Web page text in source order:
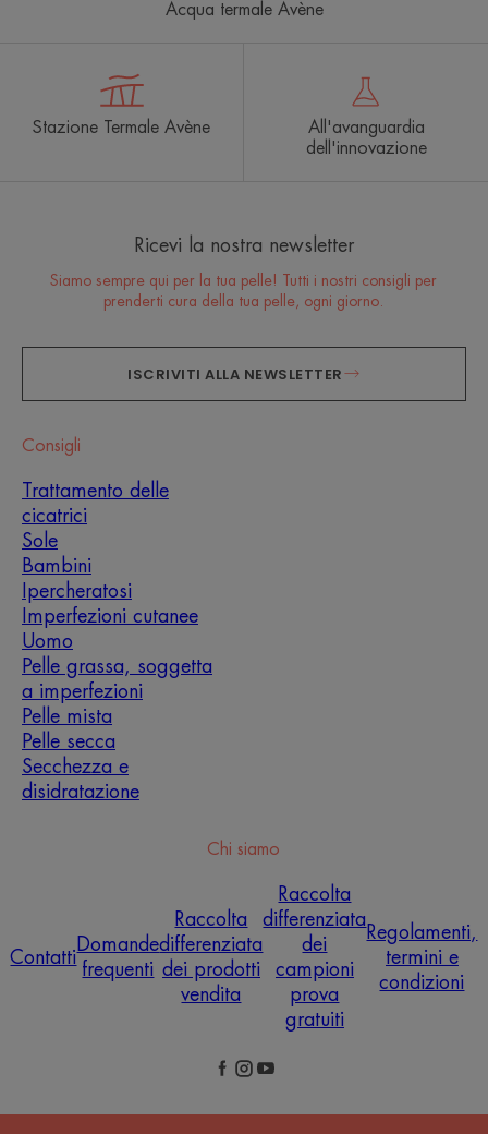
Acqua termale Avène
Stazione Termale Avène
All'avanguardia
dell'innovazione
Ricevi la nostra newsletter
Siamo sempre qui per la tua pelle! Tutti i nostri consigli per
prenderti cura della tua pelle, ogni giorno.
ISCRIVITI ALLA NEWSLETTER
Consigli
Trattamento delle
cicatrici
Sole
Bambini
Ipercheratosi
Imperfezioni cutanee
Uomo
Pelle grassa, soggetta
a imperfezioni
Pelle mista
Pelle secca
Secchezza e
disidratazione
Chi siamo
Contatti
Domande
frequenti
Raccolta
differenziata
dei prodotti
vendita
Raccolta
differenziata
dei
campioni
prova
gratuiti
Regolamenti,
termini e
condizioni